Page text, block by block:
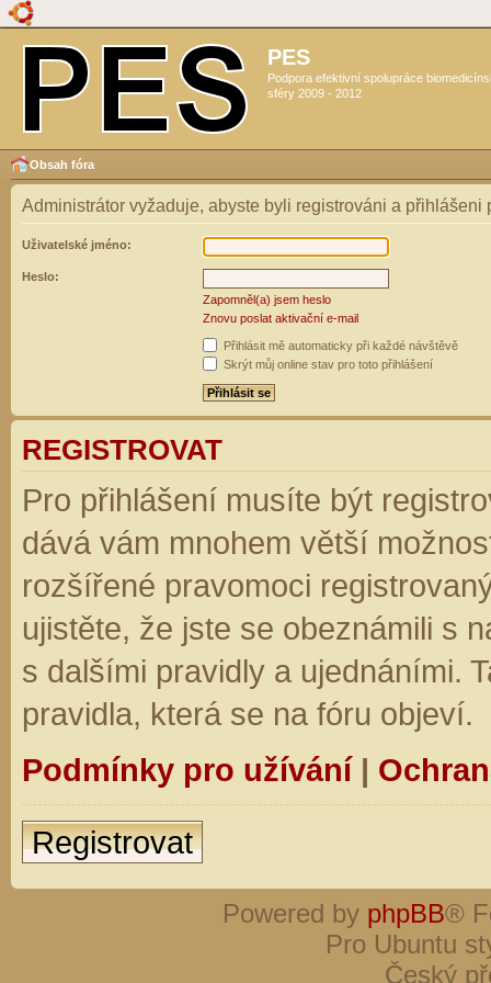
PES
Podpora efektivní spolupráce
sféry 2009 - 2012
Obsah fóra
Administrátor vyžaduje, abyste byli registrováni a přihlášeni
Uživatelské jméno:
Heslo:
Zapomněl(a) jsem heslo
Znovu poslat aktivační e-mail
Přihlásit mě automaticky při každé návštěvě
Skrýt můj online stav pro toto přihlášení
REGISTROVAT
Pro přihlášení musíte být
dává vám mnohem větší
rozšířené pravomoci
ujistěte, že jste se obeznámili s
s dalšími pravidly a ujednáními.
pravidla, která se na fóru objeví.
Podmínky pro užívání|
Registrovat
Powered by phpBB®
Pro Ubuntu
Český